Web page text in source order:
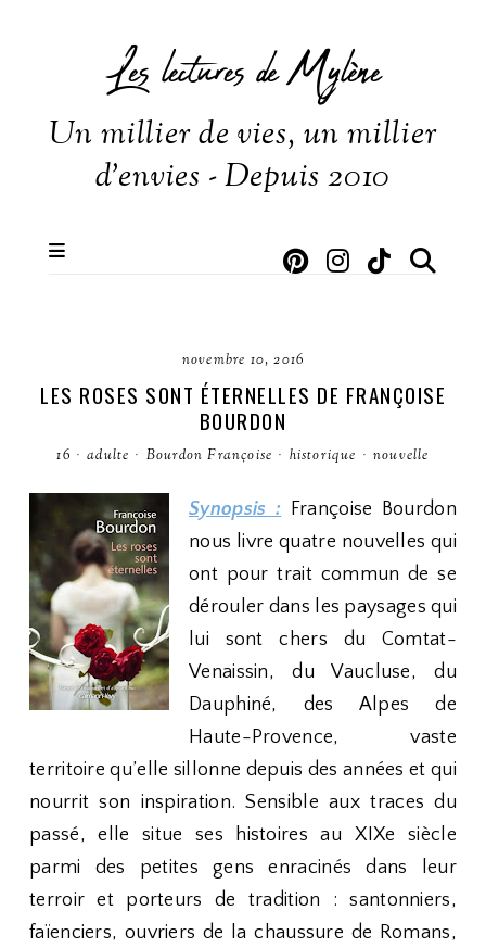
Les lectures de Mylène
Un millier de vies, un millier
d'envies - Depuis 2010
novembre 10, 2016
LES ROSES SONT ÉTERNELLES DE FRANÇOISE
BOURDON
16 · adulte · Bourdon Françoise · historique · nouvelle
Synopsis : Françoise Bourdon
nous livre quatre nouvelles qui
ont pour trait commun de se
dérouler dans les paysages qui
lui sont chers du Comtat-
Venaissin, du Vaucluse, du
Dauphiné, des Alpes de
Haute-Provence, vaste
territoire qu’elle sillonne depuis des années et qui
nourrit son inspiration. Sensible aux traces du
passé, elle situe ses histoires au XIXe siècle
parmi des petites gens enracinés dans leur
terroir et porteurs de tradition : santonniers,
faïenciers, ouvriers de la chaussure de Romans,